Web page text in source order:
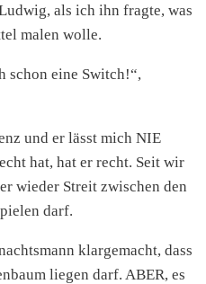
als ich ihn fragte, was
malen wolle.
schon eine Switch!“,
und er lässt mich NIE
hat, hat er recht. Seit wir
wieder Streit zwischen den
darf.
klargemacht, dass
liegen darf. ABER, es